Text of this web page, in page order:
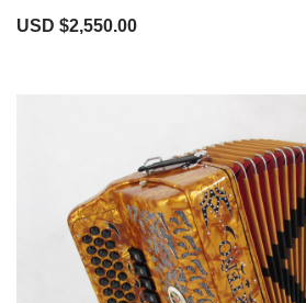
USD $2,550.00